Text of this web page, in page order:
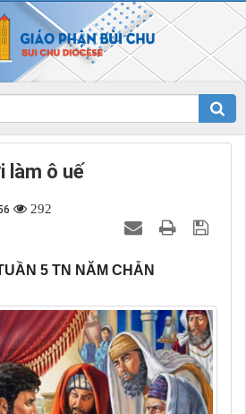
làm ô uế
292
5 TN NĂM CHẴN